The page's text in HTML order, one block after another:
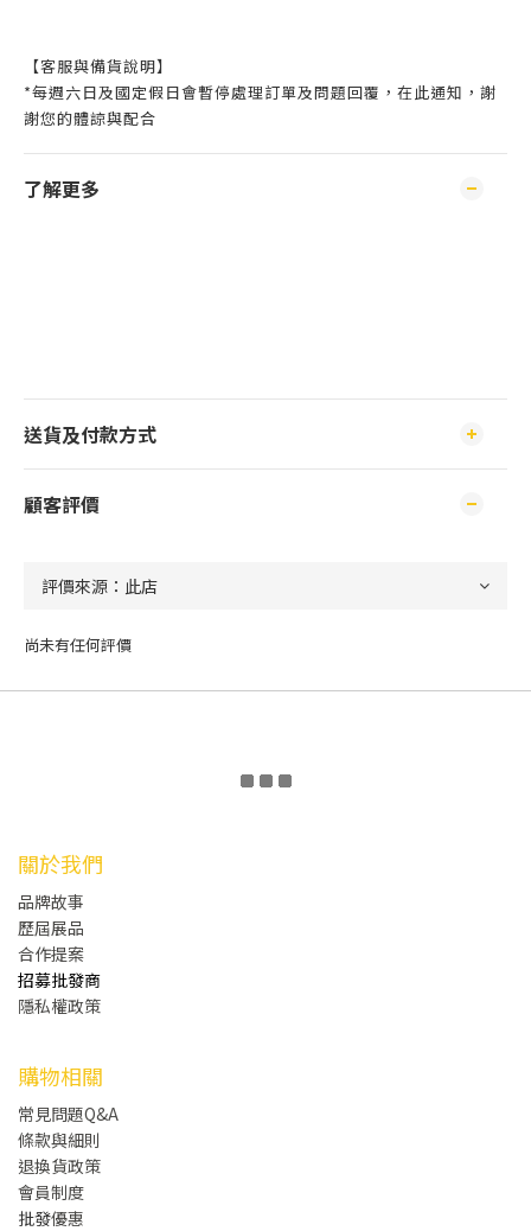
【客服與備貨說明】
*每週六日及國定假日會暫停處理訂單及問題回覆，在此通知，謝
謝您的體諒與配合
了解更多
送貨及付款方式
顧客評價
尚未有任何評價
關於我們
品牌故事
歷屆展品
合作提案
招募批發商
隱私權政策
購物相關
常見問題Q&A
條款與細則
退換貨政策
會員制度
批發優惠